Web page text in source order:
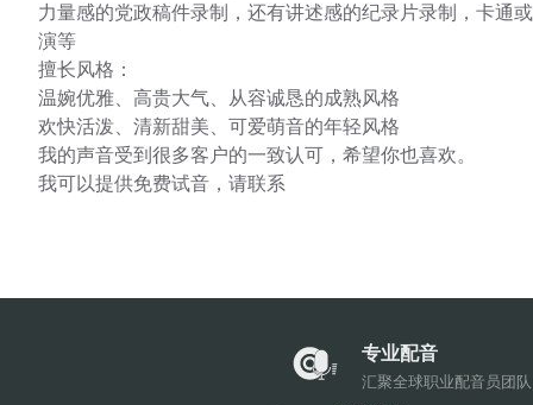
力量感的党政稿件录制，还有讲述感的纪录片录制，卡通
演等
擅长风格：
温婉优雅、高贵大气、从容诚恳的成熟风格
欢快活泼、清新甜美、可爱萌音的年轻风格
我的声音受到很多客户的一致认可，希望你也喜欢。
我可以提供免费试音，请联系
专业配音
汇聚全球职业配音员团队